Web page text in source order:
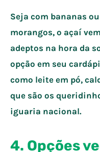
Seja com bananas
morangos, o açaí
adeptos na hora da
opção em seu
como leite em pó,
que são os
iguaria nacional.
4. Opções